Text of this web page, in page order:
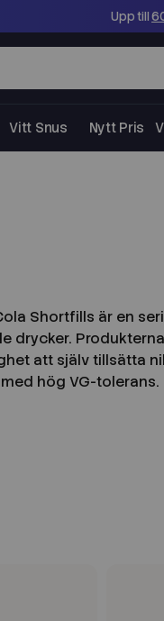
Upp till
Vitt Snus Nytt Pris
Shortfills är en
drycker.
att själv tillsätta
hög VG-tolerans.